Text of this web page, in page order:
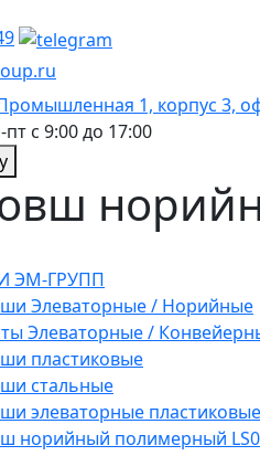
1, корпус 3,
с 9:00 до 17:00
ЭМ-ГРУПП
Элеваторные / Норийные
Элеваторные /
пластиковые
стальные
элеваторные пластиковые
норийный полимерный